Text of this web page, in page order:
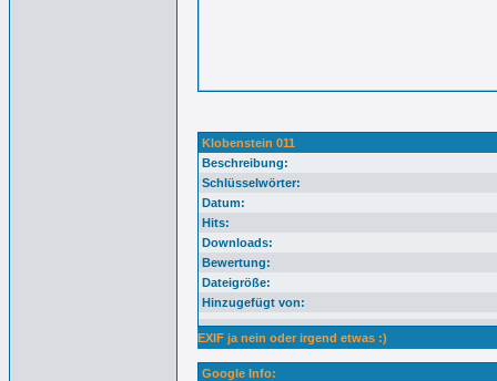
Klobenstein 011
Beschreibung:
Schlüsselwörter:
Datum:
Hits:
Downloads:
Bewertung:
Dateigröße:
Hinzugefügt von:
EXIF ja nein oder irgend etwas :)
Google Info: